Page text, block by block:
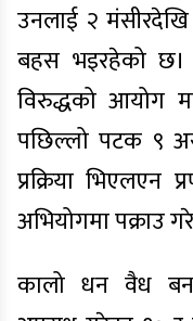
उनलाई २
बहस भइरहेको छ।
विरुद्धको आयोग
पछिल्लो पटक ९
प्रक्रिया भिएलएन
अभियोगमा पक्राउ
कालो धन वैध